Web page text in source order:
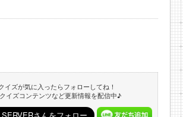
イズが気に入ったらフォローしてね！
イズコンテンツなど更新情報を配信中♪